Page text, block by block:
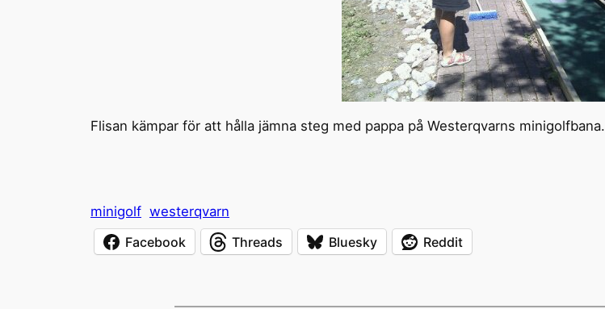
Flisan kämpar för att hålla jämna steg med pappa på Westerqvarns minigolfbana.
minigolf westerqvarn
Facebook
Threads Bluesky Reddit